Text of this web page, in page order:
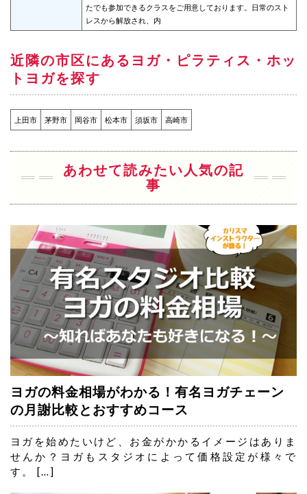
たでも参加できるクラスをご用意しております。日常のスト
レスから解放され、内
近隣の市区にあるヨガ・ピラティス・ホッ
トヨガを探す
上田市 茅野市 岡谷市 松本市 須坂市 高崎市
あわせて読みたい人気の記
事
ヨガの料金相場がわかる！有名ヨガチェーン
の月謝比較とおすすめコース
ヨガを始めたいけど、お金がかかるイメージはありま
せんか？ヨガもスタジオによって価格設定が様々で
す。 […]